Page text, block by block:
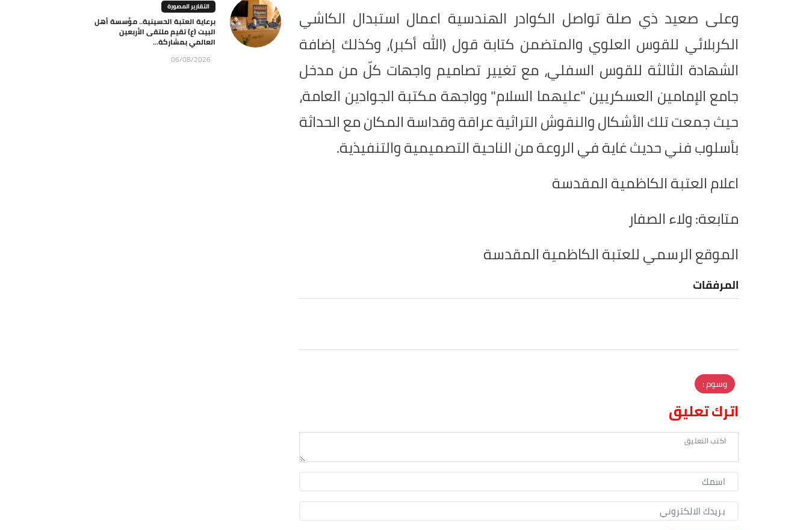
وعلى صعيد ذي صلة تواصل الكوادر الهندسية اعمال استبدال الكاشي
الكربلائي للقوس العلوي والمتضمن كتابة قول (الله أكبر)، وكذلك إضافة
الشهادة الثالثة للقوس السفلي، مع تغيير تصاميم واجهات كلّ من مدخل
جامع الإمامين العسكريين "عليهما السلام" وواجهة مكتبة الجوادين العامة،
حيث جمعت تلك الأشكال والنقوش التراثية عراقة وقداسة المكان مع الحداثة
بأسلوب فني حديث غاية في الروعة من الناحية التصميمية والتنفيذية.
اعلام العتبة الكاظمية المقدسة
متابعة: ولاء الصفار
الموقع الرسمي للعتبة الكاظمية المقدسة
المرفقات
وسوم :
اترك تعليق
التقارير المصورة
برعاية العتبة الحسينية.. مؤسسة أهل
البيت (ع) تقيم ملتقى الأربعين
العالمي بمشاركة...
06/08/2026